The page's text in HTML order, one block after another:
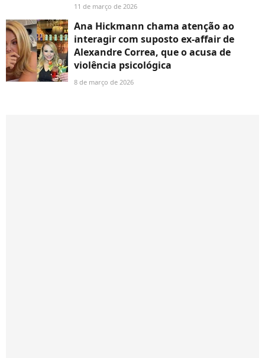
11 de março de 2026
Ana Hickmann chama atenção ao
interagir com suposto ex-affair de
Alexandre Correa, que o acusa de
violência psicológica
8 de março de 2026